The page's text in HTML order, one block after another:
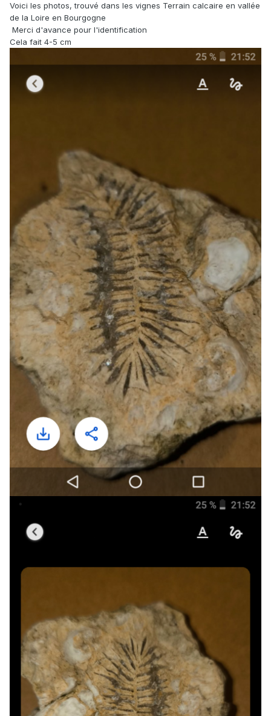
Voici les photos, trouvé dans les vignes Terrain calcaire en vallée
de la Loire en Bourgogne
Merci d'avance pour l'identification
Cela fait 4-5 cm